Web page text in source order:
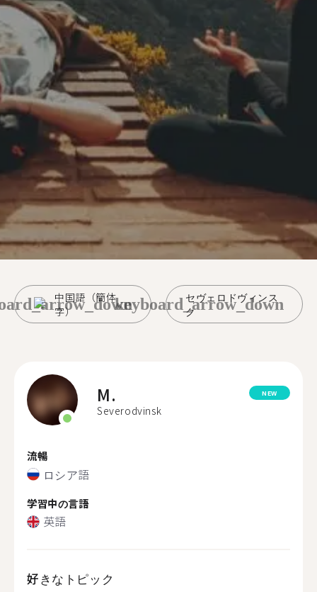
中国語（簡体
字）
セヴェロドヴィンス
ク
keyboard_arrow_down
M.
Severodvinsk
NEW
流暢
ロシア語
学習中の言語
英語
好きなトピック